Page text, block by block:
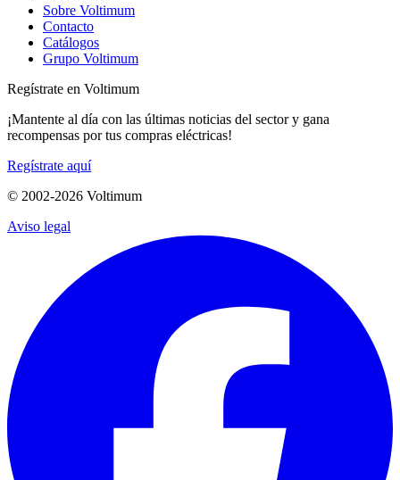
Sobre Voltimum
Contacto
Catálogos
Grupo Voltimum
Regístrate en Voltimum
¡Mantente al día con las últimas noticias del sector y gana
recompensas por tus compras eléctricas!
Regístrate aquí
© 2002-2026 Voltimum
Aviso legal